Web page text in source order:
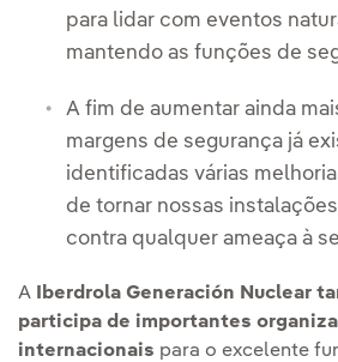
para lidar com eventos
mantendo as funções de
A fim de aumentar ainda
margens de segurança já
identificadas várias
de tornar nossas
contra qualquer ameaça à
A
Iberdrola Generación Nuclear
participa de importantes
internacionais para o excelente